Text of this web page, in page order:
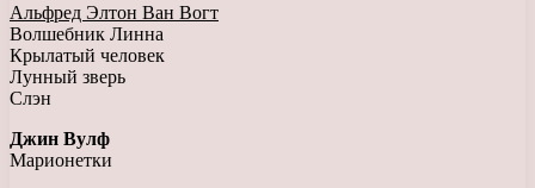
Альфред Элтон Ван Вогт
Волшебник Линна
Крылатый человек
Лунный зверь
Слэн
Джин Вулф
Марионетки